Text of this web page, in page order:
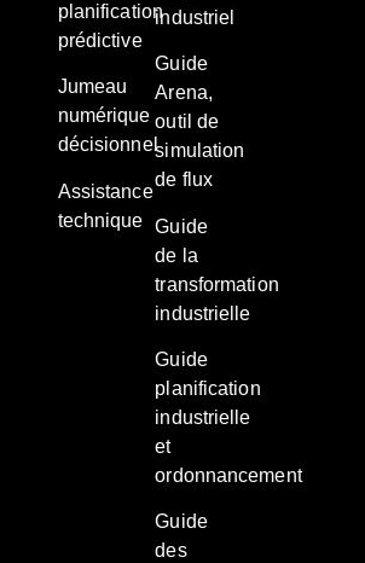
planification
prédictive
Jumeau
numérique
décisionnel
Assistance
technique
industriel
Guide
Arena,
outil de
simulation
de flux
Guide
de la
transformation
industrielle
Guide
planification
industrielle
et
ordonnancement
Guide
des